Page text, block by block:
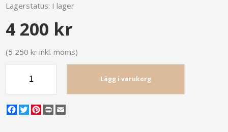
Lagerstatus: I lager
4 200 kr
(5 250 kr inkl. moms)
Lägg i varukorg
Facebook
TwitterPinterest
Print